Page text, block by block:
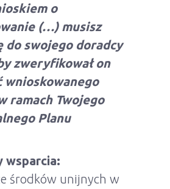
o
(…) musisz
do swojego doradcy
zweryfikował on
wnioskowanego
ramach Twojego
Planu
środków unijnych w